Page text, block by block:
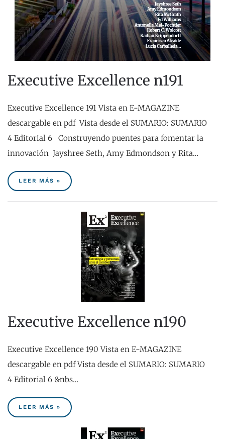
Executive Excellence n191
Executive Excellence 191 Vista en E-MAGAZINE
descargable en pdf Vista desde el SUMARIO: SUMARIO
4 Editorial 6 Construyendo puentes para fomentar la
innovación Jayshree Seth, Amy Edmondson y Rita…
LEER MÁS »
Executive Excellence n190
Executive Excellence 190 Vista en E-MAGAZINE
descargable en pdf Vista desde el SUMARIO: SUMARIO
4 Editorial 6 &nbs…
LEER MÁS »